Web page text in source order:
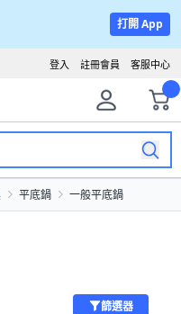
打開 App
客服中心
註冊會員
登入
平底鍋 一般平底鍋
篩選器